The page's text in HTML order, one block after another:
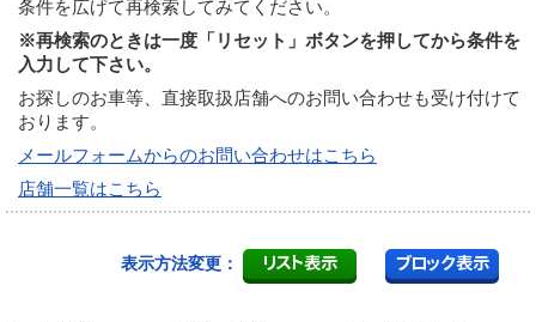
条件を広げて再検索してみてください。
※再検索のときは一度「リセット」ボタンを押してから条件を
入力して下さい。
お探しのお車等、直接取扱店舗へのお問い合わせも受け付けて
おります。
メールフォームからのお問い合わせはこちら
店舗一覧はこちら
表示方法変更：